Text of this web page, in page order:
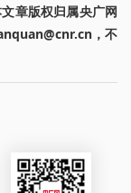
章版权归属央广网
，不